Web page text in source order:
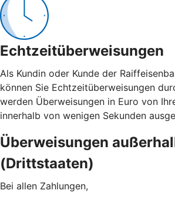
Echtzeitüberweisungen
Als Kundin oder Kunde der
können Sie Echtzeitüberweisungen
werden Überweisungen in Euro von
innerhalb von wenigen Sekunden
Überweisungen
(Drittstaaten)
Bei allen Zahlungen,